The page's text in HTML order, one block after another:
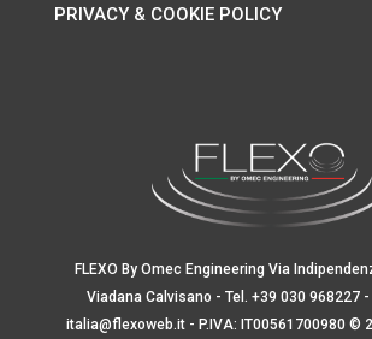
PRIVACY & COOKIE POLICY
FLEXO By Omec Engineering Via
Viadana Calvisano - Tel.+39 030 968227 -
italia@flexoweb.it - P.IVA: IT00561700980 ©